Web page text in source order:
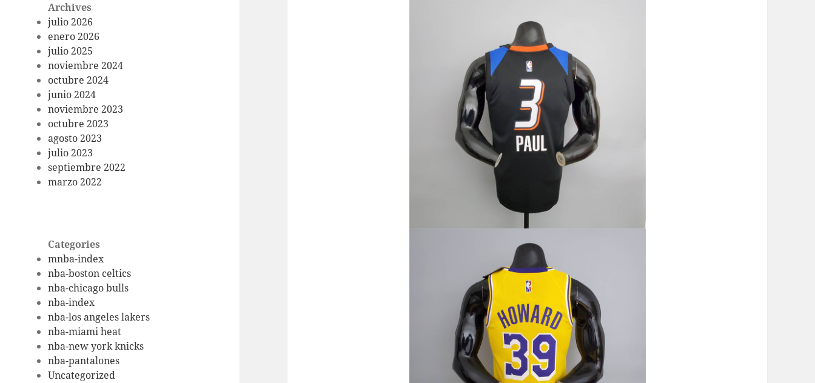
Archives
julio 2026
enero 2026
julio 2025
noviembre 2024
octubre 2024
junio 2024
noviembre 2023
octubre 2023
agosto 2023
julio 2023
septiembre 2022
marzo 2022
Categories
mnba-index
nba-boston celtics
nba-chicago bulls
nba-index
nba-los angeles lakers
nba-miami heat
nba-new york knicks
nba-pantalones
Uncategorized